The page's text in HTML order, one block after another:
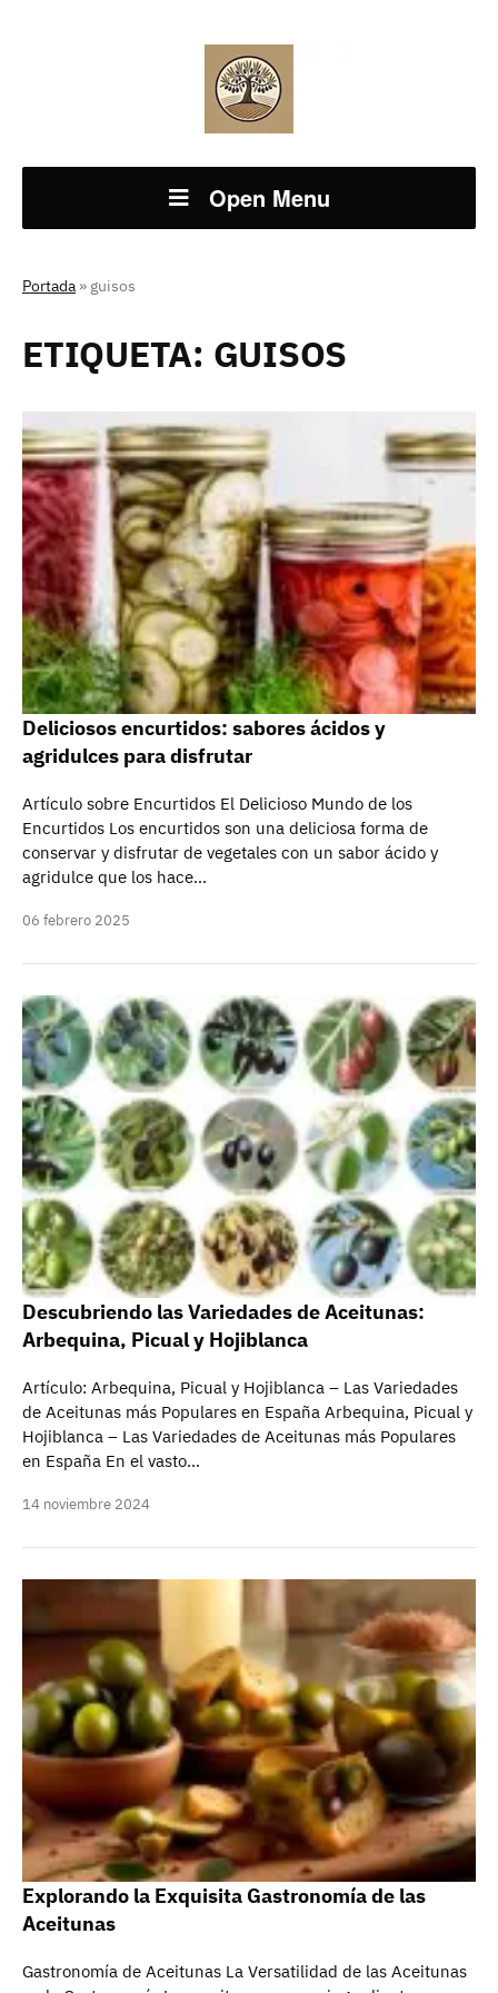
Open Menu
Portada » guisos
ETIQUETA: GUISOS
Deliciosos encurtidos: sabores ácidos y
agridulces para disfrutar
Artículo sobre Encurtidos El Delicioso Mundo de los
Encurtidos Los encurtidos son una deliciosa forma de
conservar y disfrutar de vegetales con un sabor ácido y
agridulce que los hace…
06 febrero 2025
Descubriendo las Variedades de Aceitunas:
Arbequina, Picual y Hojiblanca
Artículo: Arbequina, Picual y Hojiblanca – Las Variedades
de Aceitunas más Populares en España Arbequina, Picual y
Hojiblanca – Las Variedades de Aceitunas más Populares
en España En el vasto…
14 noviembre 2024
Explorando la Exquisita Gastronomía de las
Aceitunas
Gastronomía de Aceitunas La Versatilidad de las Aceitunas